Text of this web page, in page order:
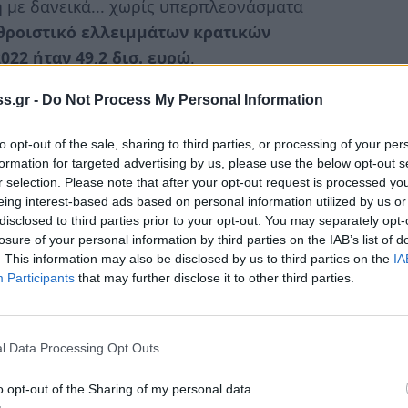
- Do Not Process My Personal Information
opt-out of the sale, sharing to third parties, or processing of your
for targeted advertising by us, please use the below opt-out
selection. Please note that after your opt-out request is processed
interest-based ads based on personal information utilized by us
to third parties prior to your opt-out. You may separately
of your personal information by third parties on the IAB’s list of
This information may also be disclosed by us to third parties on the
Participants that may further disclose it to other third parties.
Data Processing Opt Outs
opt-out of the Sharing of my personal data.
δανεικά... χωρίς υπερπλεονάσματα
ελλειμμάτων κρατικών
ήταν 49,2 δισ. ευρώ.
αγορές 44,3 δισ. ευρώ με αποτέλεσμα
δισ. ευρώ (38.372 ευρώ κατά κεφαλήν)
κατά κεφαλήν) στο τέλος του 2019 .
χρέους το 2022 ξεπέρασε κατά
είχε το 2011 (368 δισ. ευρώ), λίγο
Μάρτιο του 2012.
ότι είχε την ίδια τριετία και ο
δισ. ευρώ από 331 δισ. στο τέλος του